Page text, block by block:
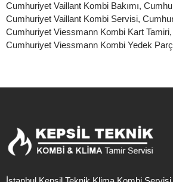
Cumhuriyet Vaillant Kombi Bakımı,
Cumhuriyet Vaillant Kombi Servisi,
Cumhuriyet Viessmann Kombi Kart Tamiri,
Cumhuriyet Viessmann Kombi Yedek